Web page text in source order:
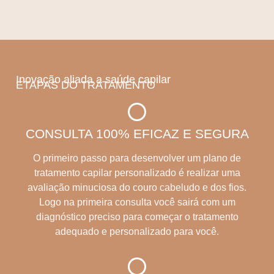
Inovação aliada a saúde capilar
ETAPAS DO TRATAMENTO
CONSULTA 100% EFICAZ E SEGURA
O primeiro passo para desenvolver um plano de
tratamento capilar personalizado é realizar uma
avaliação minuciosa do couro cabeludo e dos fios.
Logo na primeira consulta você sairá com um
diagnóstico preciso para começar o tratamento
adequado e personalizado para você.